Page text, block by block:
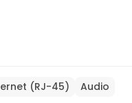
(RJ-45) Audio